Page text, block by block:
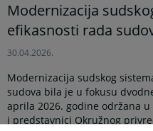
Modernizacija
efikasnosti rada
30.04.2026.
Modernizacija sudskog
sudova bila je u fokusu
aprila 2026. godine održana
i predstavnici Okružnog